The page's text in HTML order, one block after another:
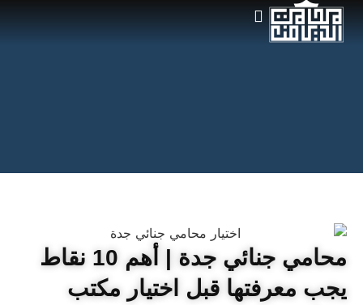
محامي جنائي جدة | أهم 10 نقاط
يجب معرفتها قبل اختيار مكتب